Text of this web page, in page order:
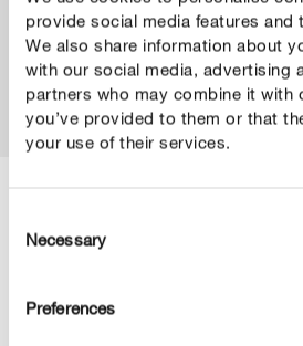
provide social media features and
We also share information about
with our social media, advertising
partners who may combine it with
you’ve provided to them or that
your use of their services.
Selection
Necessary
Preferences
MEER TONEN
Delen